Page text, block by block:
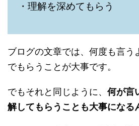
・理解を深めてもらう
ブログの文章では、何度も言う
でもらうことが大事です。
でもそれと同じように、 何が言
解してもらうことも大事になる